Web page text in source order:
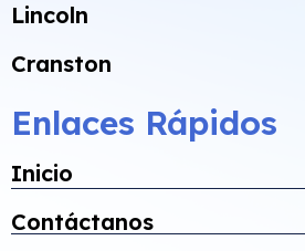
Lincoln
Cranston
Enlaces Rápidos
Inicio
Contáctanos